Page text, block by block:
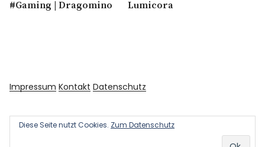
#Gaming | Dragomino Lumicora
Impressum Kontakt Datenschutz
Diese Seite nutzt Cookies. Zum Datenschutz